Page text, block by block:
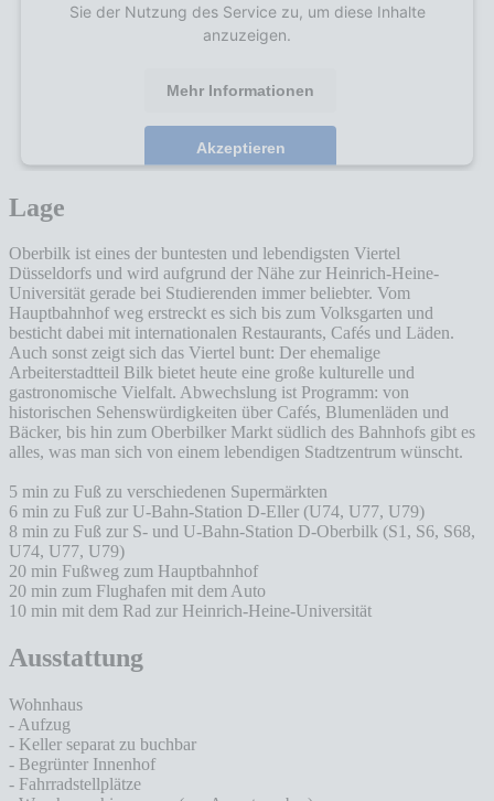
Sie der Nutzung des Service zu, um diese Inhalte
anzuzeigen.
Mehr Informationen
Akzeptieren
Lage
Oberbilk ist eines der buntesten und lebendigsten Viertel
Düsseldorfs und wird aufgrund der Nähe zur Heinrich-Heine-
Universität gerade bei Studierenden immer beliebter. Vom
Hauptbahnhof weg erstreckt es sich bis zum Volksgarten und
besticht dabei mit internationalen Restaurants, Cafés und Läden.
Auch sonst zeigt sich das Viertel bunt: Der ehemalige
Arbeiterstadtteil Bilk bietet heute eine große kulturelle und
gastronomische Vielfalt. Abwechslung ist Programm: von
historischen Sehenswürdigkeiten über Cafés, Blumenläden und
Bäcker, bis hin zum Oberbilker Markt südlich des Bahnhofs gibt es
alles, was man sich von einem lebendigen Stadtzentrum wünscht.
5 min zu Fuß zu verschiedenen Supermärkten
6 min zu Fuß zur U-Bahn-Station D-Eller (U74, U77, U79)
8 min zu Fuß zur S- und U-Bahn-Station D-Oberbilk (S1, S6, S68,
U74, U77, U79)
20 min Fußweg zum Hauptbahnhof
20 min zum Flughafen mit dem Auto
10 min mit dem Rad zur Heinrich-Heine-Universität
Ausstattung
Wohnhaus
- Aufzug
- Keller separat zu buchbar
- Begrünter Innenhof
- Fahrradstellplätze